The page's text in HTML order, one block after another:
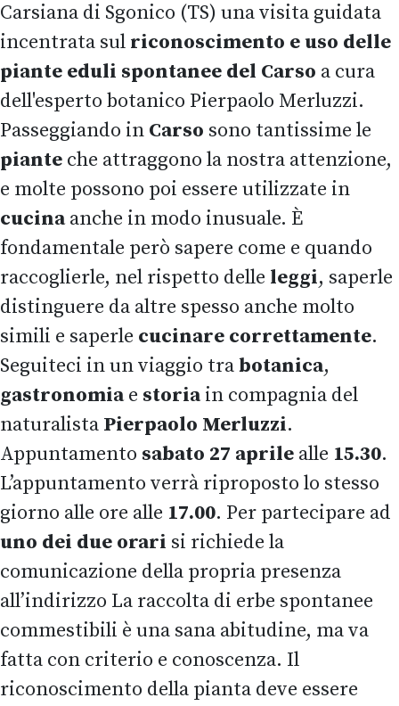
Carsiana di Sgonico (TS) una visita guidata
incentrata sul riconoscimento e uso delle
piante eduli spontanee del Carso a cura
dell'esperto botanico Pierpaolo Merluzzi.
Passeggiando in Carso sono tantissime le
piante che attraggono la nostra attenzione,
e molte possono poi essere utilizzate in
cucinaanche in modo inusuale. È
fondamentale però sapere come e quando
raccoglierle, nel rispetto delle leggi, saperle
distinguere da altre spesso anche molto
simili e saperle cucinare correttamente.
Seguiteci in un viaggio trabotanica,
gastronomiae storiain compagnia del
naturalista Pierpaolo Merluzzi.
Appuntamento sabato 27 aprile alle 15.30.
L’appuntamento verrà riproposto lo stesso
giorno alle ore alle 17.00. Per partecipare ad
uno dei due orari si richiede la
comunicazione della propria presenza
all’indirizzo La raccolta di erbe spontanee
commestibili è una sana abitudine, ma va
fatta con criterio e conoscenza. Il
riconoscimento della pianta deve essere